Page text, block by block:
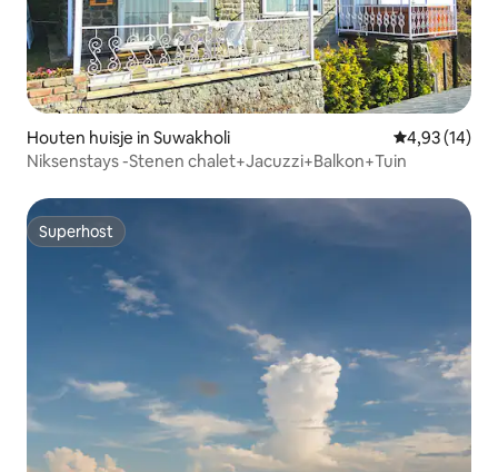
Houten huisje in Suwakholi Gemiddelde
4,93 (14)
Niksenstays -Stenen chalet+Jacuzzi+Balkon+Tuin
Superhost
Superhost